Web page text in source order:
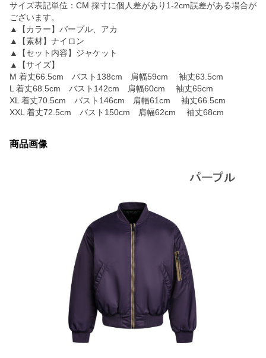
サイズ表記単位：CM 採寸に個人差があり1-2cm誤差がある場合が
ございます。
▲【カラー】パープル、アカ
▲【素材】ナイロン
▲【セット内容】ジャケット
▲【サイズ】
M 着丈66.5cm バスト138cm 肩幅59cm 袖丈63.5cm
L 着丈68.5cm バスト142cm 肩幅60cm 袖丈65cm
XL 着丈70.5cm バスト146cm 肩幅61cm 袖丈66.5cm
XXL 着丈72.5cm バスト150cm 肩幅62cm 袖丈68cm
商品画像